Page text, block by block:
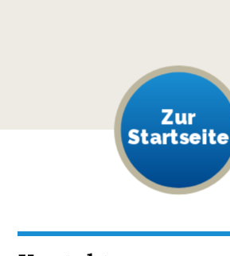
Zur
Startseite